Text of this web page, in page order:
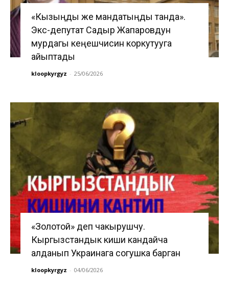
«Кызыңды же мандатыңды танда».
Экс-депутат Садыр Жапаровдун
мурдагы кеңешчисин коркутууга
айыптады
kloopkyrgyz - 25/06/2026
«Золотой» деп чакырушчу.
Кыргызстандык киши кандайча
алданып Украинага согушка барган
kloopkyrgyz - 04/06/2026